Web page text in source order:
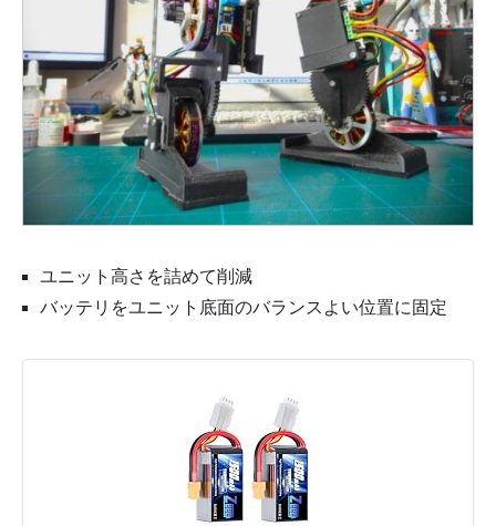
ユニット高さを詰めて削減
バッテリをユニット底面のバランスよい位置に固定